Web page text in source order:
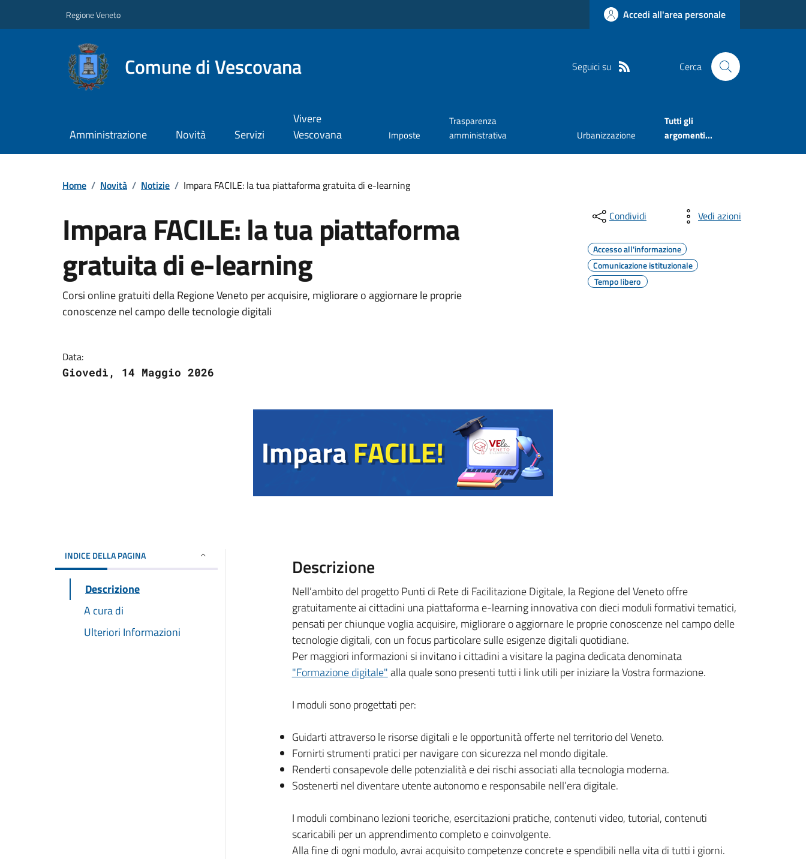
Regione Veneto Accedi all'area personale
Comune di Vescovana Seguici su Cerca
Amministrazione Novità Servizi
Vivere
Vescovana
Imposte
Trasparenza
amministrativa
Urbanizzazione
Tutti gli
argomenti...
Home / Novità / Notizie / Impara FACILE: la tua piattaforma gratuita di e-learning
Impara FACILE: la tua piattaforma
gratuita di e-learning
Corsi online gratuiti della Regione Veneto per acquisire, migliorare o aggiornare le proprie
conoscenze nel campo delle tecnologie digitali
Data:
Giovedì, 14 Maggio 2026
Condividi Vedi azioni
Accesso all'informazione
Comunicazione istituzionale
Tempo libero
INDICE DELLA PAGINA
Descrizione
A cura di
Ulteriori Informazioni
Descrizione
Nell’ambito del progetto Punti di Rete di Facilitazione Digitale, la Regione del Veneto offre
gratuitamente ai cittadini una piattaforma e-learning innovativa con dieci moduli formativi tematici,
pensati per chiunque voglia acquisire, migliorare o aggiornare le proprie conoscenze nel campo delle
tecnologie digitali, con un focus particolare sulle esigenze digitali quotidiane.
Per maggiori informazioni si invitano i cittadini a visitare la pagina dedicata denominata
"Formazione digitale"alla quale sono presenti tutti i link utili per iniziare la Vostra formazione.
I moduli sono progettati per:
Guidarti attraverso le risorse digitali e le opportunità offerte nel territorio del Veneto.
Fornirti strumenti pratici per navigare con sicurezza nel mondo digitale.
Renderti consapevole delle potenzialità e dei rischi associati alla tecnologia moderna.
Sostenerti nel diventare utente autonomo e responsabile nell’era digitale.
I moduli combinano lezioni teoriche, esercitazioni pratiche, contenuti video, tutorial, contenuti
scaricabili per un apprendimento completo e coinvolgente.
Alla fine di ogni modulo, avrai acquisito competenze concrete e spendibili nella vita di tutti i giorni.